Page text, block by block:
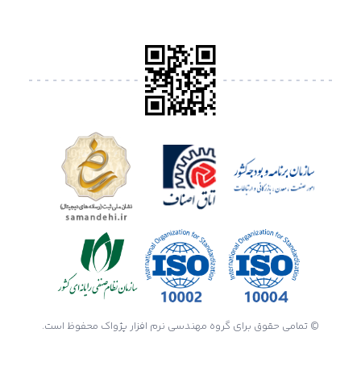
© تمامی حقوق برای گروه مهندسی نرم افزار پژواک محفوظ است.